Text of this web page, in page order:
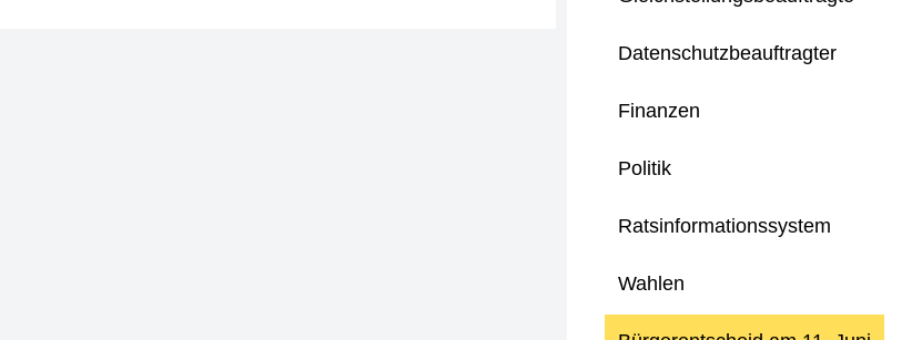
Datenschutzbeauftragter
Finanzen
Politik
Ratsinformationssystem
Wahlen